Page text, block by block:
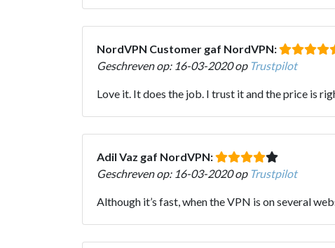
NordVPN Customer gaf NordVPN:
Geschreven op: 16-03-2020 op Trustpilot
Love it. It does the job. I trust it and the price is
Adil Vaz gaf NordVPN:
Geschreven op: 16-03-2020 op Trustpilot
Although it’s fast, when the VPN is on several